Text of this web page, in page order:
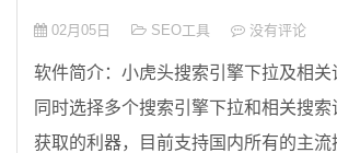
02月05日 SEO工具 没有评论
软件简介：小虎头搜索引擎下拉及相关
同时选择多个搜索引擎下拉和相关搜
获取的利器，目前支持国内所有的主流